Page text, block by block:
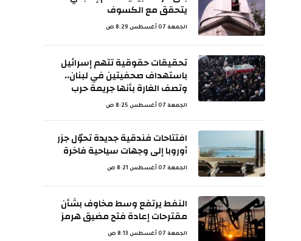
يتحقق مع الكسوف
الجمعة 07 أغسطس 8:29 ص
تحقيقات حقوقية تتهم إسرائيل
باستهداف صحفيتين في لبنان..
وتصف الغارة بأنها جريمة حرب
الجمعة 07 أغسطس 8:25 ص
افتتاحات فندقية جديدة تحوّل جزر
أوروبا إلى وجهات سياحية فاخرة
الجمعة 07 أغسطس 8:21 ص
النفط يرتفع وسط مخاوف بشأن
مقترحات إعادة فتح مضيق هرمز
الجمعة 07 أغسطس 8:13 ص